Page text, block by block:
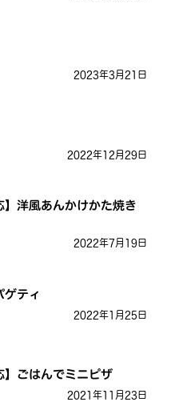
2023年3月21日
2022年12月29日
】洋風あんかけかた焼き
2022年7月19日
ゲティ
2022年1月25日
】ごはんでミニピザ
2021年11月23日